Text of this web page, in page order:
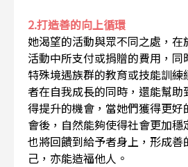
2.打造善的向上循環
她渴望的活動與眾不同之處，
活動中所支付或捐贈的費用，同
特殊境遇族群的教育或技能訓
者在自我成長的同時，還能幫
得提升的機會，當她們獲得更好
會後，自然能夠使得社會更加
也將回饋到給予者身上，形成善
己，亦能造福他人。